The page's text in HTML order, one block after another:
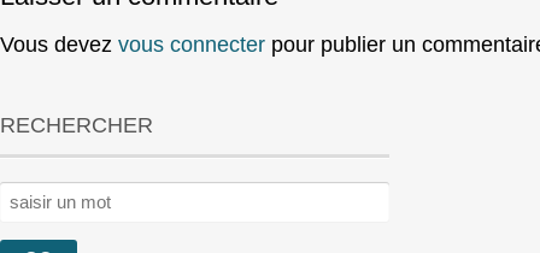
Vous devez vous connecter pour publier un
RECHERCHER
Rechercher :